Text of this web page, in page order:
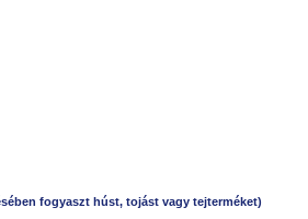
fogyaszt húst, tojást vagy tejterméket)